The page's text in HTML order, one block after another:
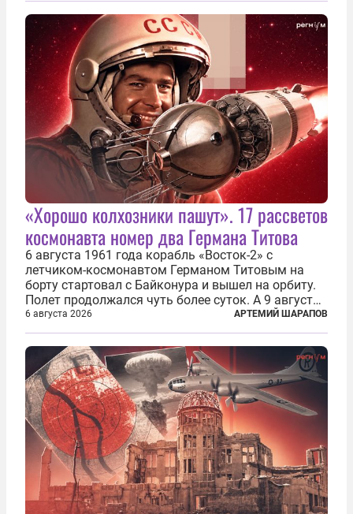
играть вдвоем» — российские дроны только за...
«Хорошо колхозники пашут». 17 рассветов
космонавта номер два Германа Титова
6 августа 1961 года корабль «Восток-2» с
летчиком-космонавтом Германом Титовым на
борту стартовал с Байконура и вышел на орбиту.
Полет продолжался чуть более суток. А 9 августа
второй человек в космосе получил звезду Героя
Советского Союза и орден Ленина. Миссия Титова
зачастую находится несколько...
6 августа 2026 АРТЕМИЙ ШАРАПОВ